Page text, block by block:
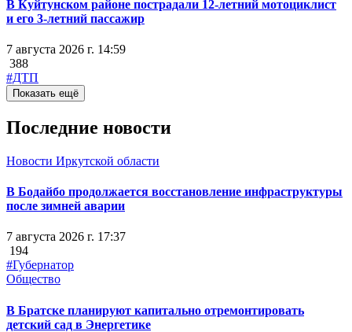
В Куйтунском районе пострадали 12-летний мотоциклист
и его 3-летний пассажир
7 августа 2026 г. 14:59
388
#ДТП
Показать ещё
Последние новости
Новости Иркутской области
В Бодайбо продолжается восстановление инфраструктуры
после зимней аварии
7 августа 2026 г. 17:37
194
#Губернатор
Общество
В Братске планируют капитально отремонтировать
детский сад в Энергетике